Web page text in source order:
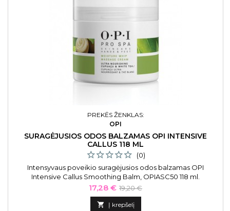
PREKĖS ŽENKLAS:
OPI
SURAGĖJUSIOS ODOS BALZAMAS OPI INTENSIVE
CALLUS 118 ML
(0)
Intensyvaus poveikio suragėjusios odos balzamas OPI
Intensive Callus Smoothing Balm, OPIASC50 118 ml.
Kaina
17,28 € Bazinė
kaina
19,20 €
 Į krepšelį